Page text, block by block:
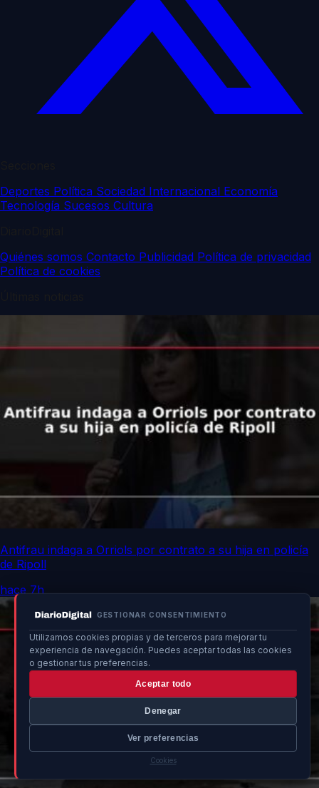
GESTIONAR CONSENTIMIENTO
Utilizamos cookies propias y de terceros para mejorar tu
experiencia de navegación. Puedes aceptar todas las cookies
o gestionar tus preferencias.
Aceptar todo
Denegar
Ver preferencias
Cookies
Deportes Política Sociedad Internacional Economía
Tecnología Sucesos Cultura
Quiénes somos Contacto Publicidad Política de privacidad
Política de cookies
Antifrau indaga a Orriols por contrato a su hija en policía
de Ripoll
hace 7h